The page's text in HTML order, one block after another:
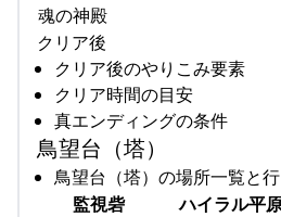
魂の神殿
クリア後
クリア後のやりこみ要素
クリア時間の目安
真エンディングの条件
鳥望台（塔）
鳥望台（塔）の場所一覧と
監視砦
ハイラル平